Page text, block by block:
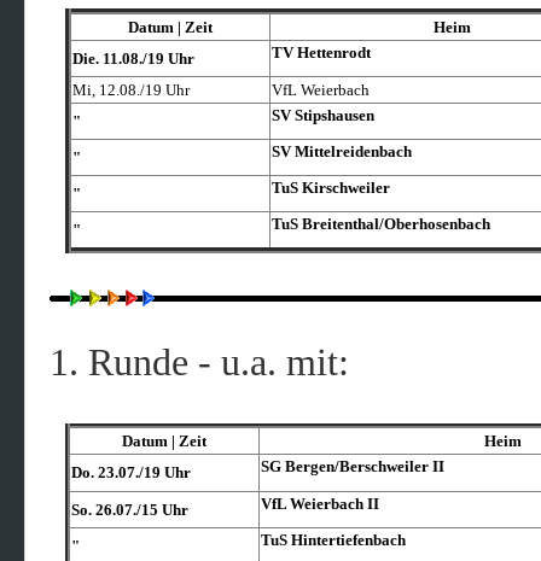
Datum | Zeit
Heim
Die. 11.08./19 Uhr
TV Hettenrodt
Mi, 12.08./19 Uhr
VfL Weierbach
"
SV Stipshausen
" SV Mittelreidenbach
" TuS Kirschweiler
" TuS Breitenthal/​Oberhosenbach
1. Runde - u.a. mit:
Datum | Zeit
Heim
Do. 23.07./19 Uhr
SG Bergen/​Berschweiler II
So. 26.07./15 Uhr VfL Weierbach II
" TuS Hintertiefenbach